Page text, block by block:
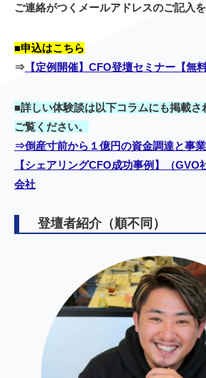
ご連絡がつくメールアドレスのご記入
■申込はこちら
⇒ 【定例開催】CFO登壇セミナー【無
■詳しい体験談は以下コラムにも掲載さ
ご覧ください。
⇒倒産寸前から１億円の資金調達と事
【シェアリングCFO成功事例】（GVO
会社
登壇者紹介（順不同）